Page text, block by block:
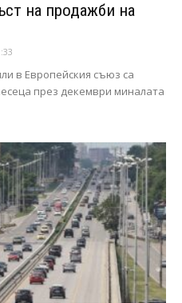
на продажби на
в Европейския съюз са
през декември миналата